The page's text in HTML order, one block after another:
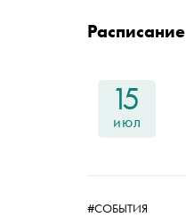
Расписание
15
июл
#СОБЫТИЯ